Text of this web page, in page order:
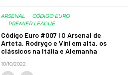
ARSENAL
CÓDIGO EURO
PREMIER LEAGUE
Código Euro #007 | O Arsenal de
Arteta, Rodrygo e Vini em alta, os
clássicos na Itália e Alemanha
10/10/2022